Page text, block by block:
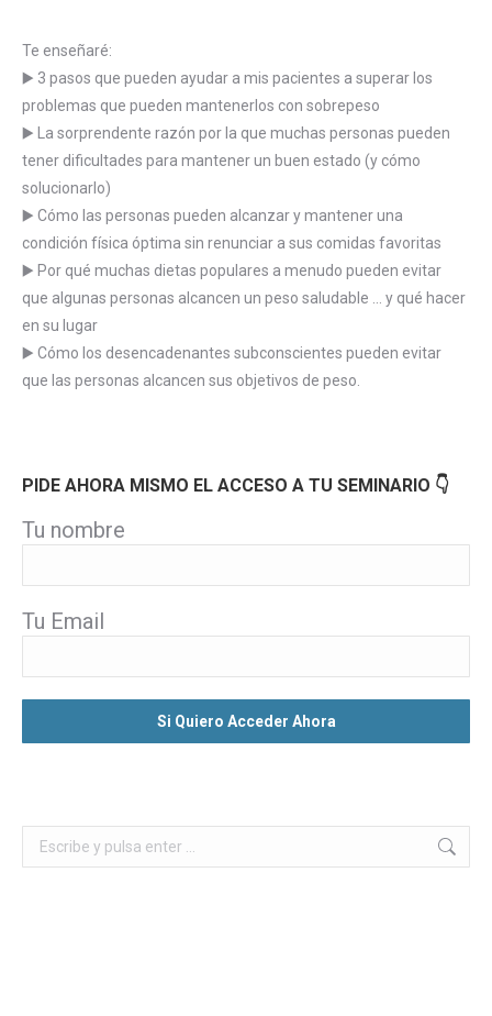
Te enseñaré:
▶️ 3 pasos que pueden ayudar a mis pacientes a superar los
problemas que pueden mantenerlos con sobrepeso
▶️ La sorprendente razón por la que muchas personas pueden
tener dificultades para mantener un buen estado (y cómo
solucionarlo)
▶️ Cómo las personas pueden alcanzar y mantener una
condición física óptima sin renunciar a sus comidas favoritas
▶️ Por qué muchas dietas populares a menudo pueden evitar
que algunas personas alcancen un peso saludable … y qué hacer
en su lugar
▶️ Cómo los desencadenantes subconscientes pueden evitar
que las personas alcancen sus objetivos de peso.
PIDE AHORA MISMO EL ACCESO A TU SEMINARIO 👇
Tu nombre
Tu Email
Buscar: